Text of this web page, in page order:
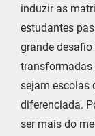
induzir as
estudantes
grande desafio
transformadas
sejam escolas
diferenciada.
ser mais do